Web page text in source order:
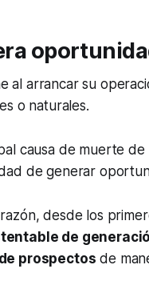
al arrancar su
o naturales.
causa de muerte de
de generar
desde los
de
prospectos de